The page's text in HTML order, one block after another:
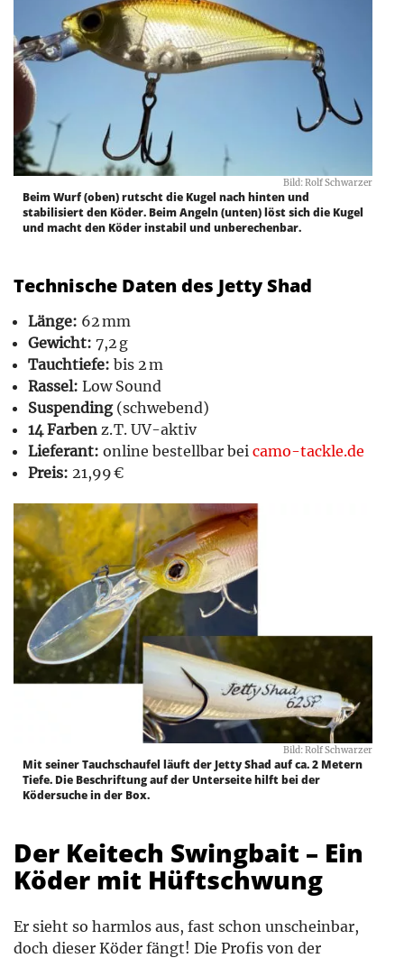
Bild: Rolf Schwarzer
Beim Wurf (oben) rutscht die Kugel nach hinten und
stabilisiert den Köder. Beim Angeln (unten) löst sich die Kugel
und macht den Köder instabil und unberechenbar.
Technische Daten des Jetty Shad
Länge: 62 mm
Gewicht: 7,2 g
Tauchtiefe: bis 2 m
Rassel: Low Sound
Suspending(schwebend)
14 Farben z. T. UV-aktiv
Lieferant: online bestellbar bei camo-tackle.de
Preis: 21,99 €
Bild: Rolf Schwarzer
Mit seiner Tauchschaufel läuft der Jetty Shad auf ca. 2 Metern
Tiefe. Die Beschriftung auf der Unterseite hilft bei der
Ködersuche in der Box.
Der Keitech Swingbait – Ein
Köder mit Hüftschwung
Er sieht so harmlos aus, fast schon unscheinbar,
doch dieser Köder fängt! Die Profis von der